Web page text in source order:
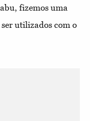
fizemos uma
ser utilizados com o